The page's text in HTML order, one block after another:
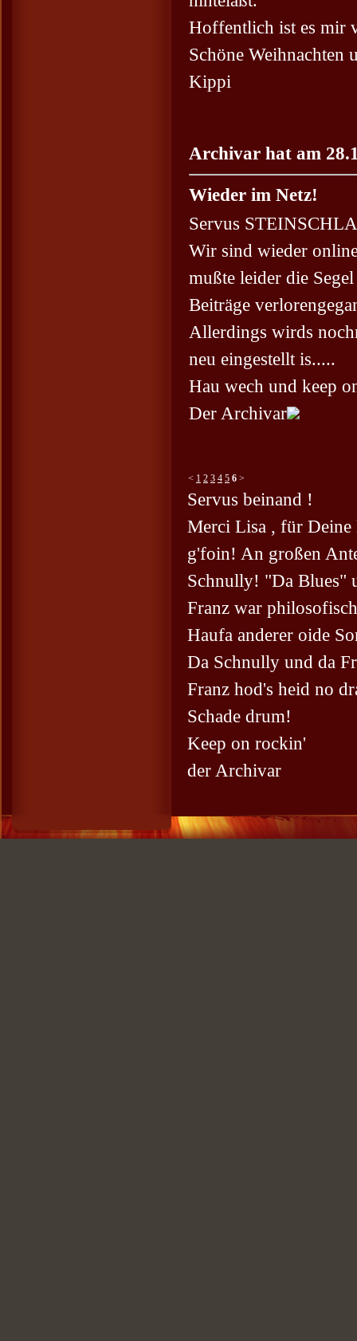
Hoffentlich ist es mir
Schöne Weihnachten
Kippi
Archivar hat am
Wieder im Netz!
Servus
Wir sind wieder
mußte leider die
Beiträge
Allerdings wirds
neu eingestellt is.....
Hau wech und keep
Der Archivar
< 1 2 3 4 5 6 >
Servus beinand !
Merci Lisa , für Deine
g'foin! An großen
Schnully! "Da Blues"
Franz war
Haufa anderer oide
Da Schnully und da
Franz hod's heid no
Schade drum!
Keep on rockin'
der Archivar